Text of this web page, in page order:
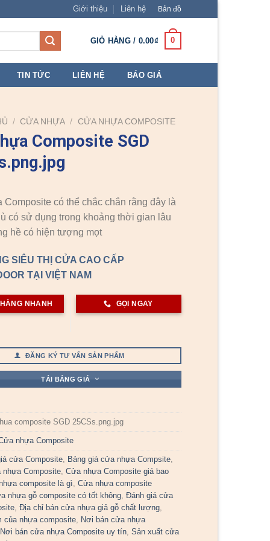
Giới thiệu Liên hệ Bản đồ
GIỎ HÀNG / 0.00₫ 0
TIN TỨC LIÊN HỆ BÁO GIÁ
/ CỬA NHỰA / CỬA NHỰA COMPOSITE
Composite SGD
Composite có thể chắc chắn rằng đây là
có sử dụng trong khoảng thời gian lâu
hề có hiện tượng mọt
SIÊU THỊ CỬA CAO CẤP
TẠI VIỆT NAM
NHANH GỌI NGAY
ĐĂNG KÝ TƯ VẤN SẢN PHẨM
TẢI BẢNG GIÁ
composite SGD 25CSs.png.jpg
nhựa Composite
cửa Composite, Bảng giá cửa nhựa Compsite,
nhựa Composite,Cửa nhựa Composite giá bao
composite là gì,Cửa nhựa composite
nhựa gỗ composite có tốt không,Đánh giá cửa
,Địa chỉ bán cửa nhựa giả gỗ chất lượng,
của nhựa composite, Nơi bán cửa nhựa
Nơi bán cửa nhựa Composite uy tín,Sản xuất cửa